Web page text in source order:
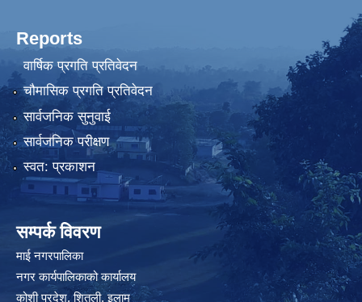
Reports
वार्षिक प्रगति प्रतिवेदन
चौमासिक प्रगति प्रतिवेदन
सार्वजनिक सुनुवाई
सार्वजनिक परीक्षण
स्वत: प्रकाशन
सम्पर्क विवरण
माई नगरपालिका
नगर कार्यपालिकाको कार्यालय
कोशी प्रदेश, शितली, इलाम